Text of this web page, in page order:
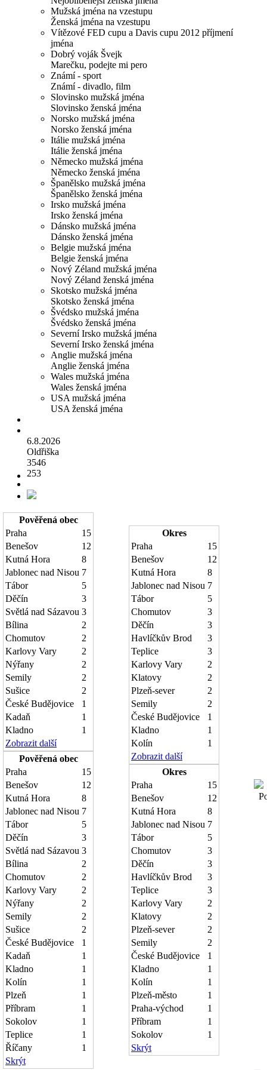
Mužská jména na vzestupu
Ženská jména na vzestupu
Vítězové FED cupu a Davis cupu 2012 příjmení
jména
Dobrý voják Švejk
Marečku, podejte mi pero
Známí - sport
Známí - divadlo, film
Slovinsko mužská jména
Slovinsko ženská jména
Norsko mužská jména
Norsko ženská jména
Itálie mužská jména
Itálie ženská jména
Německo mužská jména
Německo ženská jména
Španělsko mužská jména
Španělsko ženská jména
Irsko mužská jména
Irsko ženská jména
Dánsko mužská jména
Dánsko ženská jména
Belgie mužská jména
Belgie ženská jména
Nový Zéland mužská jména
Nový Zéland ženská jména
Skotsko mužská jména
Skotsko ženská jména
Švédsko mužská jména
Švédsko ženská jména
Severní Irsko mužská jména
Severní Irsko ženská jména
Anglie mužská jména
Anglie ženská jména
Wales mužská jména
Wales ženská jména
USA mužská jména
USA ženská jména
6.8.2026
Oldřiška
3546
253
Pověřená obec
Praha
15
Benešov
12
Kutná Hora
8
Jablonec nad Nisou 7
Tábor
5
Děčín
3
Světlá nad Sázavou 3
Bílina
2
Chomutov
2
Karlovy Vary
2
Nýřany
2
Semily
2
Sušice
2
České Budějovice
1
Kadaň
1
Kladno
1
Zobrazit další
Pověřená obec
Praha
15
Benešov
12
Kutná Hora
8
Jablonec nad Nisou 7
Tábor
5
Děčín
3
Světlá nad Sázavou 3
Bílina
2
Chomutov
2
Karlovy Vary
2
Nýřany
2
Semily
2
Sušice
2
České Budějovice
1
Kadaň
1
Kladno
1
Kolín
1
Plzeň
1
Příbram
1
Sokolov
1
Teplice
1
Říčany
1
Skrýt
Okres
Praha
15
Benešov
12
Kutná Hora
8
Jablonec nad Nisou 7
Tábor
5
Chomutov
3
Děčín
3
Havlíčkův Brod
3
Teplice
3
Karlovy Vary
2
Klatovy
2
Plzeň-sever
2
Semily
2
České Budějovice
1
Kladno
1
Kolín
1
Zobrazit další
Okres
Praha
15
Benešov
12
Kutná Hora
8
Jablonec nad Nisou 7
Tábor
5
Chomutov
3
Děčín
3
Havlíčkův Brod
3
Teplice
3
Karlovy Vary
2
Klatovy
2
Plzeň-sever
2
Semily
2
České Budějovice
1
Kladno
1
Kolín
1
Plzeň-město
1
Praha-východ
1
Příbram
1
Sokolov
1
Skrýt